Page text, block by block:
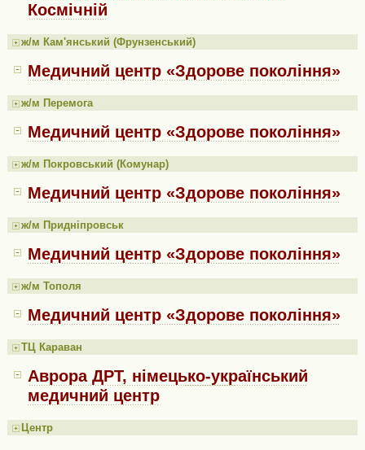
Космічній
ж/м Кам'янський (Фрунзенський)
Медичний центр «Здорове покоління»
ж/м Перемога
Медичний центр «Здорове покоління»
ж/м Покровський (Комунар)
Медичний центр «Здорове покоління»
ж/м Придніпровськ
Медичний центр «Здорове покоління»
ж/м Тополя
Медичний центр «Здорове покоління»
ТЦ Караван
Аврора ДРТ, німецько-український
медичний центр
Центр